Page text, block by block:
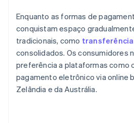
Enquanto as formas de
conquistam espaço
tradicionais, como
consolidados. Os consumidores
preferência a plataformas como
pagamento eletrônico via online
Zelândia e da Austrália.